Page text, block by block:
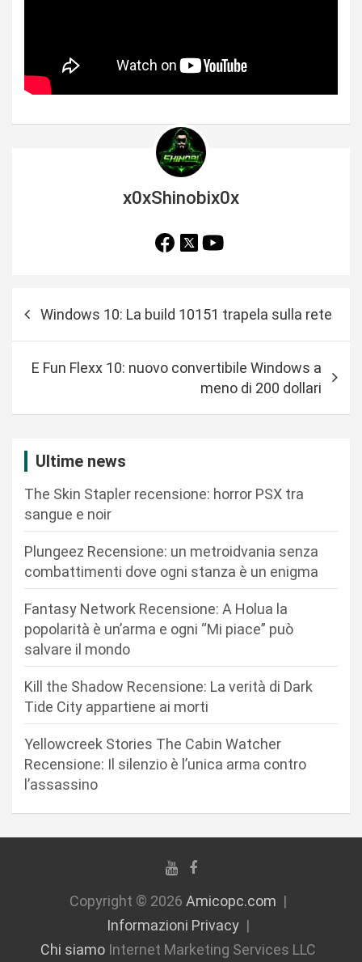
x0xShinobix0x
Windows 10: La build 10151 trapela sulla rete
E Fun Flexx 10: nuovo convertibile Windows a
meno di 200 dollari
Ultime news
The Skin Stapler recensione: horror PSX tra
sangue e noir
Plungeez Recensione: un metroidvania senza
combattimenti dove ogni stanza è un enigma
Fantasy Network Recensione: A Holua la
popolarità è un’arma e ogni “Mi piace” può
salvare il mondo
Kill the Shadow Recensione: La verità di Dark
Tide City appartiene ai morti
Yellowcreek Stories The Cabin Watcher
Recensione: Il silenzio è l’unica arma contro
l’assassino
Copyright © 2026 Amicopc.com
Informazioni Privacy
Chi siamoInternet Marketing Services LLC